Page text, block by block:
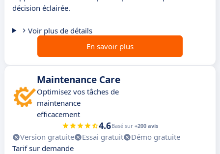
décision éclairée.
Voir plus de détails
En savoir plus
Maintenance Care
Optimisez vos tâches de
maintenance
efficacement
4.6Basé sur +200 avis
Version gratuite Essai gratuit
Démo gratuite
Tarif sur demande